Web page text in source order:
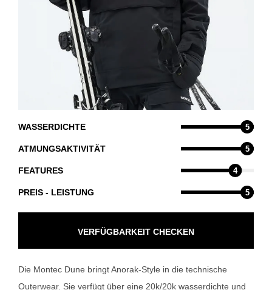
WASSERDICHTE 5
ATMUNGSAKTIVITÄT 5
FEATURES 4
PREIS - LEISTUNG 5
VERFÜGBARKEIT CHECKEN
Die Montec Dune bringt Anorak-Style in die technische
Outerwear. Sie verfügt über eine 20k/20k wasserdichte und